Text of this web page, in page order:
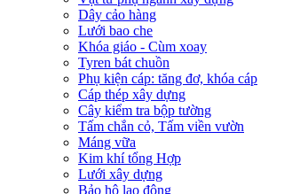
Dây cảo hàng
Lưới bao che
Khóa giáo - Cùm xoay
Tyren bát chuồn
Phụ kiện cáp: tăng đơ, khóa cáp
Cáp thép xây dựng
Cây kiểm tra bộp tường
Tấm chắn cỏ, Tấm viền vườn
Máng vữa
Kim khí tổng Hợp
Lưới xây dựng
Bảo hộ lao động